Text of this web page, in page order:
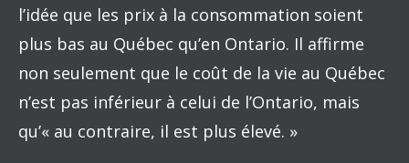
l’idée que les prix à la consommation soient
plus bas au Québec qu’en Ontario. Il affirme
non seulement que le coût de la vie au Québec
n’est pas inférieur à celui de l’Ontario, mais
qu’« au contraire, il est plus élevé. »